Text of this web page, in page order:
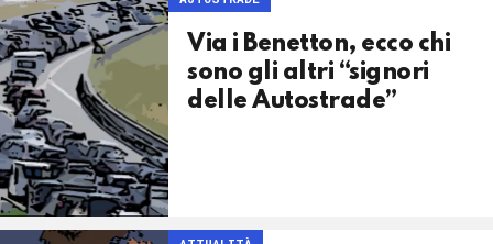
Via i Benetton, ecco chi
sono gli altri “signori
delle Autostrade”